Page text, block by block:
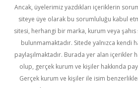
Ancak, üyelerimiz yazdıkları içeriklerin
siteye üye olarak bu sorumluluğu kabul
sitesi, herhangi bir marka, kurum veya
bulunmamaktadır. Sitede yalnızca kendi
paylaşılmaktadır. Burada yer alan içerikler
olup, gerçek kurum ve kişiler hakkında
Gerçek kurum ve kişiler ile isim